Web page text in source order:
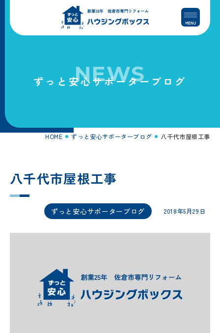
プ
動
ずっと安心サポーターブログ
NEWS
HOME ずっと安心サポーターブログ 八千代市屋根工事
八千代市屋根工事
ずっと安心サポーターブログ 2018年5月29日